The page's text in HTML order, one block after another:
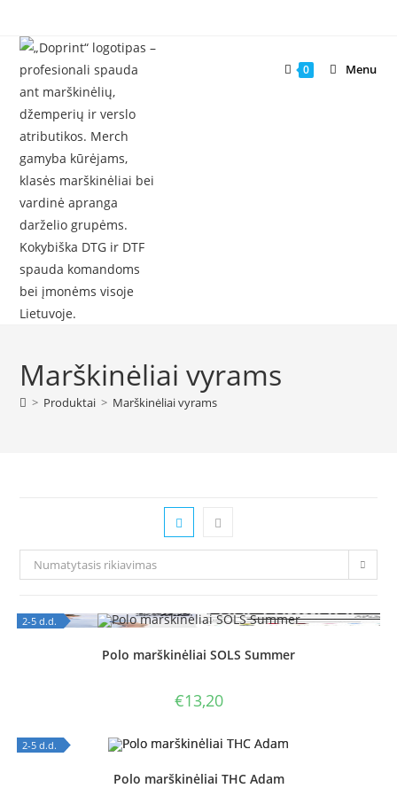
content
0 Menu
Marškinėliai vyrams
> Produktai > Marškinėliai vyrams
Numatytasis rikiavimas
2-5 d.d.
Polo marškinėliai SOLS Summer
€13,20
2-5 d.d.
Polo marškinėliai THC Adam